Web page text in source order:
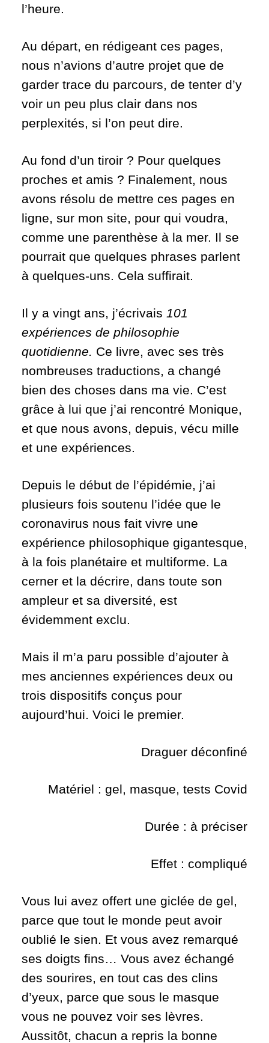
l’heure.
Au départ, en rédigeant ces pages,
nous n’avions d’autre projet que de
garder trace du parcours, de tenter d’y
voir un peu plus clair dans nos
perplexités, si l’on peut dire.
Au fond d’un tiroir ? Pour quelques
proches et amis ? Finalement, nous
avons résolu de mettre ces pages en
ligne, sur mon site, pour qui voudra,
comme une parenthèse à la mer. Il se
pourrait que quelques phrases parlent
à quelques-uns. Cela suffirait.
Il y a vingt ans, j’écrivais 101
expériences de philosophie
quotidienne. Ce livre, avec ses très
nombreuses traductions, a changé
bien des choses dans ma vie. C’est
grâce à lui que j’ai rencontré Monique,
et que nous avons, depuis, vécu mille
et une expériences.
Depuis le début de l’épidémie, j’ai
plusieurs fois soutenu l’idée que le
coronavirus nous fait vivre une
expérience philosophique gigantesque,
à la fois planétaire et multiforme. La
cerner et la décrire, dans toute son
ampleur et sa diversité, est
évidemment exclu.
Mais il m’a paru possible d’ajouter à
mes anciennes expériences deux ou
trois dispositifs conçus pour
aujourd’hui. Voici le premier.
Draguer déconfiné
Matériel : gel, masque, tests Covid
Durée : à préciser
Effet : compliqué
Vous lui avez offert une giclée de gel,
parce que tout le monde peut avoir
oublié le sien. Et vous avez remarqué
ses doigts fins… Vous avez échangé
des sourires, en tout cas des clins
d’yeux, parce que sous le masque
vous ne pouvez voir ses lèvres.
Aussitôt, chacun a repris la bonne